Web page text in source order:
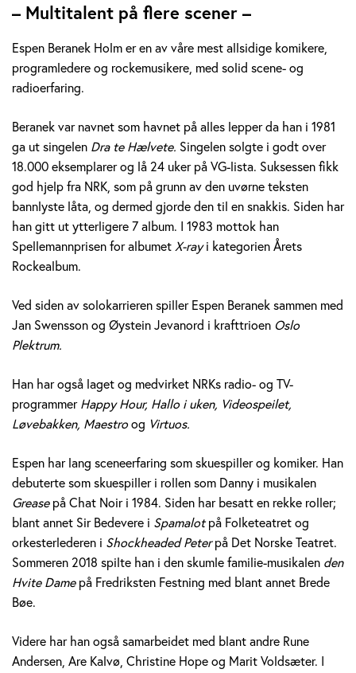
p
e
n
B
e
r
a
n
e
k
H
o
l
m
– Multitalent på flere scener –
Espen Beranek Holm er en av våre mest allsidige komikere,
programledere og rockemusikere, med solid scene- og
radioerfaring.
Beranek var navnet som havnet på alles lepper da han i 1981
ga ut singelen Dra te Hælvete. Singelen solgte i godt over
18.000 eksemplarer og lå 24 uker på VG-lista. Suksessen fikk
god hjelp fra NRK, som på grunn av den uvørne teksten
bannlyste låta, og dermed gjorde den til en snakkis. Siden har
han gitt ut ytterligere 7 album. I 1983 mottok han
Spellemannprisen for albumetX-rayi kategorien Årets
Rockealbum.
Ved siden av solokarrieren spiller Espen Beranek sammen med
Jan Swensson og Øystein Jevanord i krafttrioen Oslo
Plektrum.
Han har også laget og medvirket NRKs radio- og TV-
programmerHappy Hour, Hallo i uken, Videospeilet,
Løvebakken, Maestroog Virtuos.
Espen har lang sceneerfaring som skuespiller og komiker. Han
debuterte som skuespiller i rollen som Danny i musikalen
Greasepå Chat Noir i 1984. Siden har besatt en rekke roller;
blant annet Sir Bedevere i Spamalotpå Folketeatret og
orkesterlederen i Shockheaded Peterpå Det Norske Teatret.
Sommeren 2018 spilte han i den skumle familie-musikalen den
Hvite Damepå Fredriksten Festning med blant annet Brede
Bøe.
Videre har han også samarbeidet med blant andre Rune
Andersen, Are Kalvø, Christine Hope og Marit Voldsæter. I